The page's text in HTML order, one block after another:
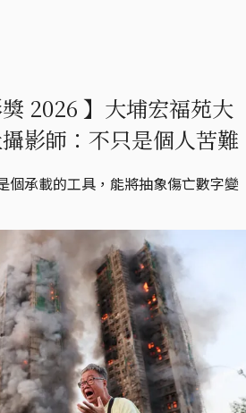
獎 2026 】大埔宏福苑大
影師：不只是個人苦難
個承載的工具，能將抽象傷亡數字變